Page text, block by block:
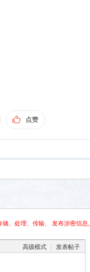
点赞
、处理、传输、 发布涉密信息,
高级模式 发表帖子